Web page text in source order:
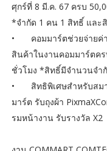
ศุกร์ที่ 8 มี.ค. 67 ครบ
*จำกัด 1 คน 1 สิทธิ์ และ
•
คอมมาร์ตช่วยจ่ายค่
สินค้าในงานคอมมาร์ตค
ชั่วโมง *สิทธิ์มีจำนวนจำ
•
สิทธิพิเศษสำหรับส
มาร์ต รับถุงผ้า
รมหน้างาน รับรางวัล X2